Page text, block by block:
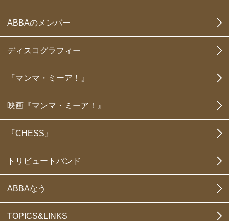
ABBAのメンバー
ディスコグラフィー
『マンマ・ミーア！』
映画『マンマ・ミーア！』
『CHESS』
トリビュートバンド
ABBAなう
TOPICS&LINKS